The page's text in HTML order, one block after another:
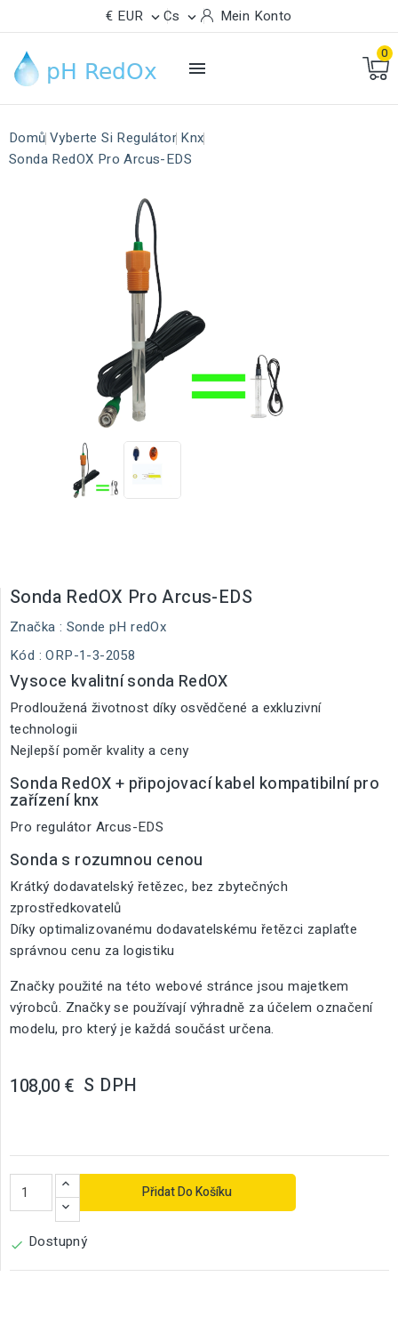
€ EUR  Cs  Mein Konto

0
Domů Vyberte Si Regulátor Knx
Sonda RedOX Pro Arcus-EDS
Sonda RedOX Pro Arcus-EDS
Značka : Sonde pH redOx
Kód : ORP-1-3-2058
Vysoce kvalitní sonda RedOX
Prodloužená životnost díky osvědčené a exkluzivní
technologii
Nejlepší poměr kvality a ceny
Sonda RedOX + připojovací kabel kompatibilní pro
zařízení knx
Pro regulátor Arcus-EDS
Sonda s rozumnou cenou
Krátký dodavatelský řetězec, bez zbytečných
zprostředkovatelů
Díky optimalizovanému dodavatelskému řetězci zaplaťte
správnou cenu za logistiku
Značky použité na této webové stránce jsou majetkem
výrobců. Značky se používají výhradně za účelem označení
modelu, pro který je každá součást určena.
108,00 € S DPH
Přidat Do Košíku
 Dostupný